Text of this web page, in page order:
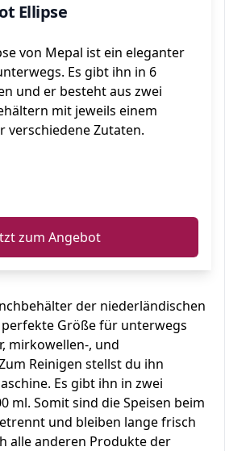
Ellipse
von Mepal ist ein eleganter
Es gibt ihn in 6
und er besteht aus zwei
mit jeweils einem
verschiedene Zutaten.
zum Angebot
der niederländischen
Größe für unterwegs
mirkowellen-, und
Reinigen stellst du ihn
Es gibt ihn in zwei
ml. Somit sind die Speisen beim
und bleiben lange frisch
alle anderen Produkte der